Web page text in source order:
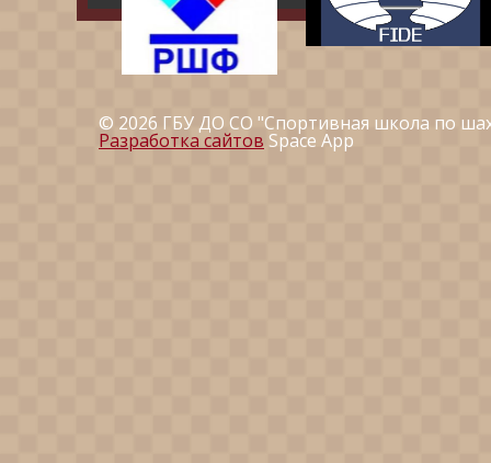
© 2026 ГБУ ДО СО "Спортивная школа по
Разработка сайтов Space App